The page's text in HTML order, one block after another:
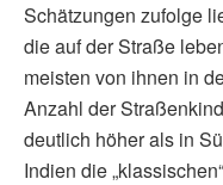
Schätzungen zufolge
die auf der Straße
meisten von ihnen in
Anzahl der
deutlich höher als in
Indien die